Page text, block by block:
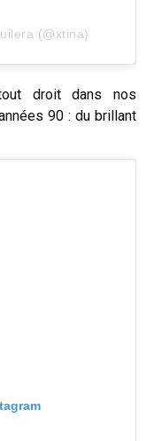
(@xtina)
droit dans nos
90 : du brillant